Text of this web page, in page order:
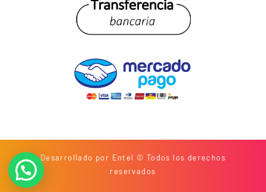
Desarrollado por Entel © Todos los derechos
reservados